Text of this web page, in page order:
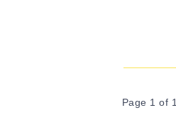
Page 1 of 1